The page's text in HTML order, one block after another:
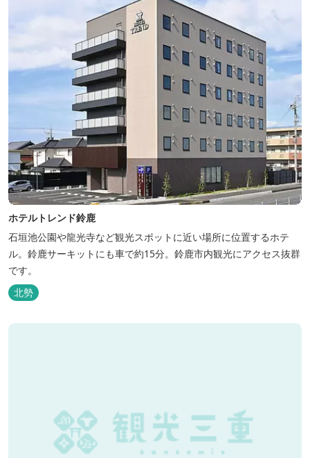
ホテルトレンド鈴鹿
石垣池公園や龍光寺など観光スポットに近い場所に位置するホテ
ル。鈴鹿サーキットにも車で約15分。鈴鹿市内観光にアクセス抜群
です。
北勢